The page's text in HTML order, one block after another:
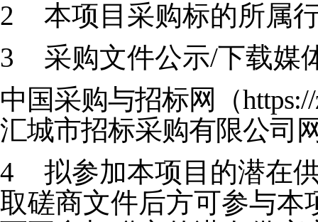
2
本项目采购标的所属
3
采购文件公示/下载媒
中国采购与招标网（
汇城市招标采购有限公司
4
拟参加本项目的潜在
取磋商文件后方可参与本